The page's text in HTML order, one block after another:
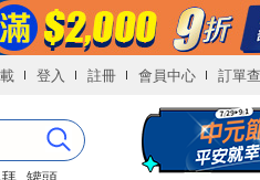
登入 註冊 會員中心 訂單